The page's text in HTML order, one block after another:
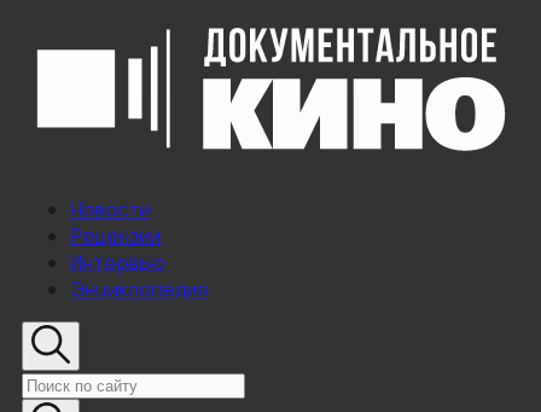
Новости
Рецензии
Интервью
Энциклопедия